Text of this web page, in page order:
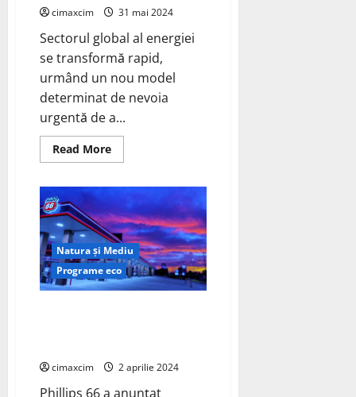
cimaxcim 31 mai 2024
Sectorul global al energiei
se transformă rapid,
urmând un nou model
determinat de nevoia
urgentă de a...
Read MoreRead
more
regenerabilă
variabilă,
generare
descentralizată
de
energie
și
necesitatea
imperioasă
de
Natura și Mediu
Programe eco
cimaxcim 2 aprilie 2024
Phillips 66 a anunțat